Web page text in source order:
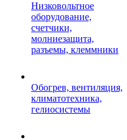
Низковольтное
оборудование,
счетчики,
молниезащита,
разъемы, клеммники
Обогрев, вентиляция,
климатотехника,
гелиосистемы